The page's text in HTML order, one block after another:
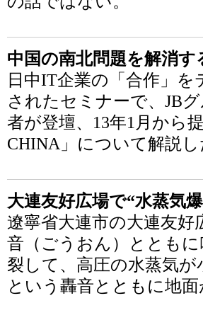
中国の南北問題を解消
日中IT企業の「合作」を
されたセミナーで、JB
者が登壇、13年1月から
CHINA」について解説し
大連友好広場で“水蒸気
遼寧省大連市の大連友好
音（ごうおん）ととも
裂して、高圧の水蒸気
という轟音とともに地